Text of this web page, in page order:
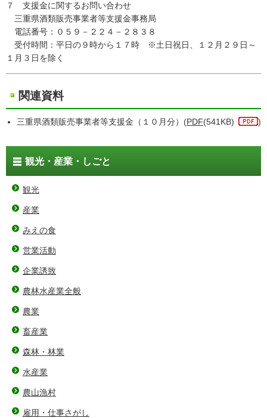
７ 支援金に関するお問い合わせ
三重県酒類販売事業者等支援金事務局
電話番号：０５９－２２４－２８３８
受付時間：平日の９時から１７時 ※土日祝日、１２月２９日～
１月３日を除く
関連資料
三重県酒類販売事業者等支援金（１０月分）(PDF(541KB) )
観光・産業・しごと
観光
産業
みえの食
営業活動
企業誘致
農林水産業全般
農業
畜産業
森林・林業
水産業
農山漁村
雇用・仕事さがし